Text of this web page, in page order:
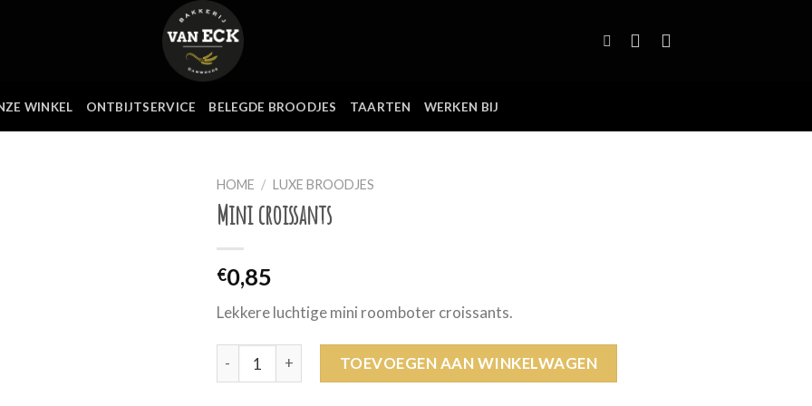
WINKEL ONTBIJTSERVICE BELEGDE BROODJES TAARTEN WERKEN BIJ
HOME / LUXE BROODJES
Mini croissants
€0,85
Lekkere luchtige mini roomboter croissants.
Mini croissants aantalTOEVOEGEN AAN WINKELWAGEN